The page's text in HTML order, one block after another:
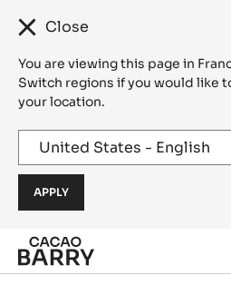
Close
You are viewing this page in
Switch regions if you would like
your location.
Skip to main content